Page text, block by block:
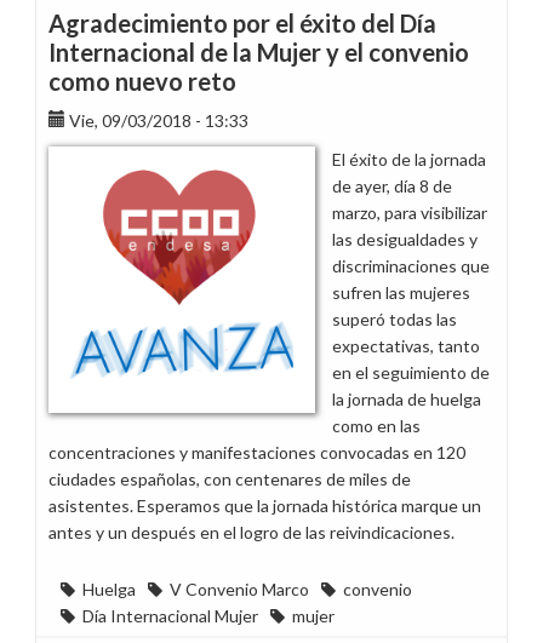
de
las
convocatorias
en
Endesa
por
el
pasado
Día
Internacional
de
Mujer
Agradecimiento por el éxito del Día
Internacional de la Mujer y el convenio
como nuevo reto
Vie, 09/03/2018 - 13:33
El éxito de la jornada
de ayer, día 8 de
marzo, para visibilizar
las desigualdades y
discriminaciones que
sufren las mujeres
superó todas las
expectativas, tanto
en el seguimiento de
la jornada de huelga
como en las
concentraciones y manifestaciones convocadas en 120
ciudades españolas, con centenares de miles de
asistentes. Esperamos que la jornada histórica marque un
antes y un después en el logro de las reivindicaciones.
Huelga V Convenio Marco
convenio
Día Internacional Mujer
mujer